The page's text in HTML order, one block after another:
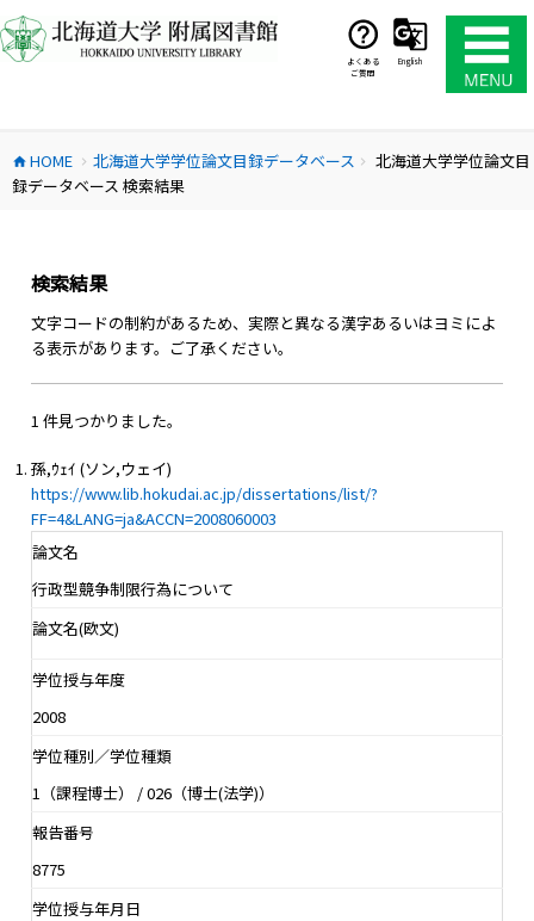
ン
テ
ス
キ
よくある
ご質問
English
home HOME chevron_right 北海道大学学位論文目録データベース chevron_right
北海道大学学位論文目
録データベース 検索結果
検索結果
文字コードの制約があるため、実際と異なる漢字あるいはヨミによ
る表示があります。ご了承ください。
1 件見つかりました。
孫,ｳｪｲ (ソン,ウェイ)
https://www.lib.hokudai.ac.jp/dissertations/list/?
FF=4&LANG=ja&ACCN=2008060003
論文名
行政型競争制限行為について
論文名(欧文)
学位授与年度
2008
学位種別／学位種類
1（課程博士） / 026（博士(法学)）
報告番号
8775
学位授与年月日